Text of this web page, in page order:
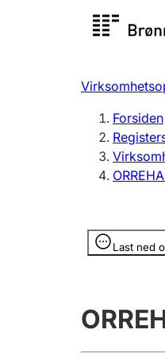
Registrere,
Forsiden
Last ned